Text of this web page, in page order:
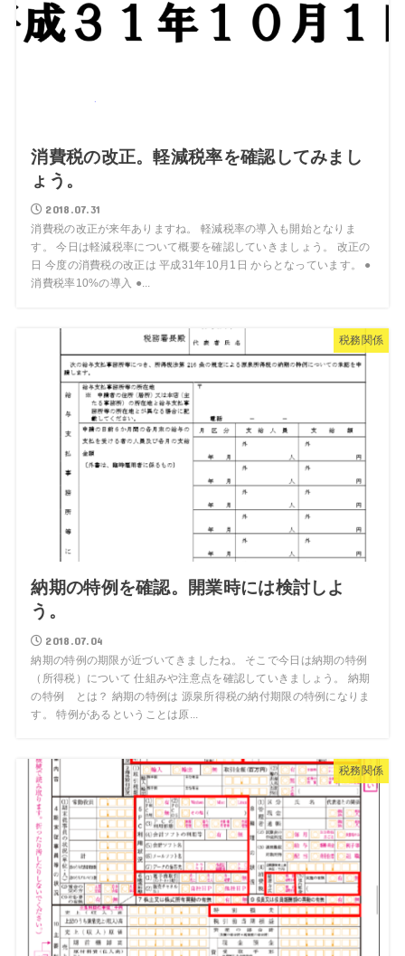
消費税の改正。軽減税率を確認してみまし
ょう。
2018.07.31
消費税の改正が来年ありますね。 軽減税率の導入も開始となりま
す。 今日は軽減税率について概要を確認していきましょう。 改正の
日 今度の消費税の改正は 平成31年10月1日 からとなっています。 ●
消費税率10%の導入 ●...
税務関係
納期の特例を確認。開業時には検討しよ
う。
2018.07.04
納期の特例の期限が近づいてきましたね。 そこで今日は納期の特例
（所得税）について 仕組みや注意点を確認していきましょう。 納期
の特例 とは？ 納期の特例は 源泉所得税の納付期限の特例になりま
す。 特例があるということは原...
税務関係